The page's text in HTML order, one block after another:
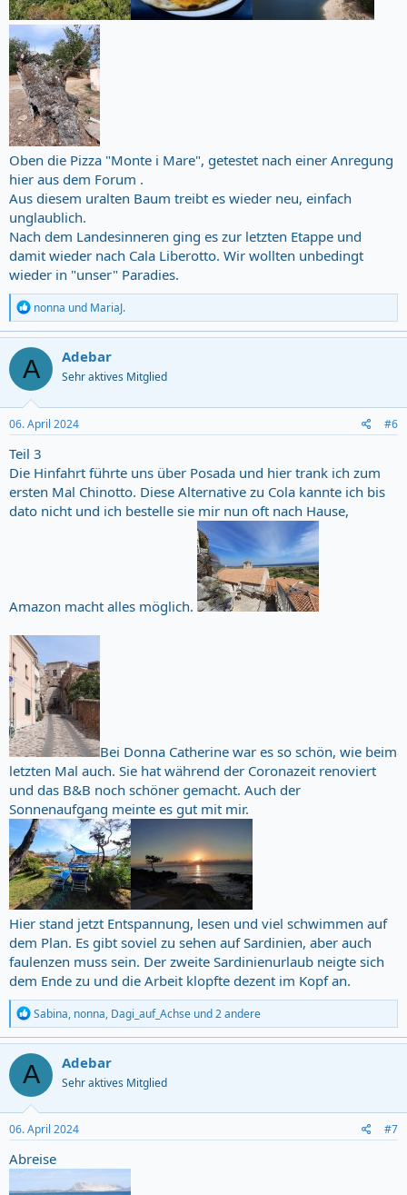
Oben die Pizza "Monte i Mare", getestet nach einer Anregung
hier aus dem Forum .
Aus diesem uralten Baum treibt es wieder neu, einfach
unglaublich.
Nach dem Landesinneren ging es zur letzten Etappe und
damit wieder nach Cala Liberotto. Wir wollten unbedingt
wieder in "unser" Paradies.
R
e
a
c
t
o
n
s
:
nonna und MariaJ.
A Adebar
Sehr aktives Mitglied
06. April 2024 #6
Teil 3
Die Hinfahrt führte uns über Posada und hier trank ich zum
ersten Mal Chinotto. Diese Alternative zu Cola kannte ich bis
dato nicht und ich bestelle sie mir nun oft nach Hause,
Amazon macht alles möglich.
Bei Donna Catherine war es so schön, wie beim
letzten Mal auch. Sie hat während der Coronazeit renoviert
und das B&B noch schöner gemacht. Auch der
Sonnenaufgang meinte es gut mit mir.
Hier stand jetzt Entspannung, lesen und viel schwimmen auf
dem Plan. Es gibt soviel zu sehen auf Sardinien, aber auch
faulenzen muss sein. Der zweite Sardinienurlaub neigte sich
dem Ende zu und die Arbeit klopfte dezent im Kopf an.
R
e
a
c
t
o
n
s
:
Sabina, nonna, Dagi_auf_Achse und 2 andere
A Adebar
Sehr aktives Mitglied
06. April 2024 #7
Abreise